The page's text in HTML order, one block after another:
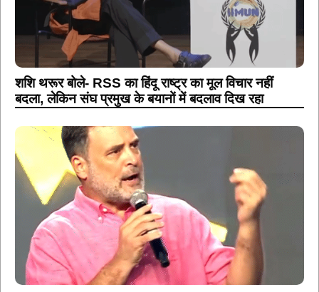
शशि थरूर बोले- RSS का हिंदू राष्ट्र का मूल विचार नहीं
बदला, लेकिन संघ प्रमुख के बयानों में बदलाव दिख रहा